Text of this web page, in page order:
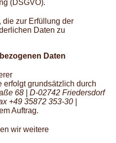
(DSGVO).
die zur Erfüllung der
Daten zu
Daten
erfolgt grundsätzlich durch
68 | D-02742 Friedersdorf
+49 35872 353-30
Auftrag.
wir weitere